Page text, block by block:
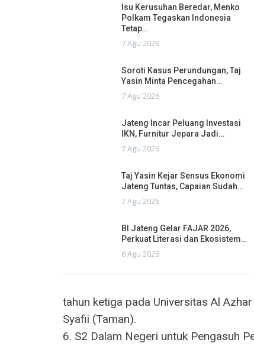
Isu Kerusuhan Beredar, Menko
Polkam Tegaskan Indonesia
Tetap…
7 Agu 2026
Soroti Kasus Perundungan, Taj
Yasin Minta Pencegahan…
7 Agu 2026
Jateng Incar Peluang Investasi
IKN, Furnitur Jepara Jadi…
7 Agu 2026
Taj Yasin Kejar Sensus Ekonomi
Jateng Tuntas, Capaian Sudah…
7 Agu 2026
BI Jateng Gelar FAJAR 2026,
Perkuat Literasi dan Ekosistem…
6 Agu 2026
tahun ketiga pada Universitas Al
Syafii (Taman).
6. S2 Dalam Negeri untuk Pengasuh